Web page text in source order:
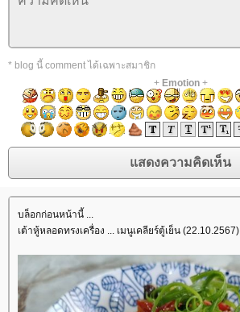
* blog นี้ comment ได้เฉพาะสมาชิก
+ Emotion+
บล็อกก่อนหน้านี้ ...
เต้าหู้หลอดทรงเครื่อง ... เมนูเคลียร์ตู้เย็น (22.10.2567)